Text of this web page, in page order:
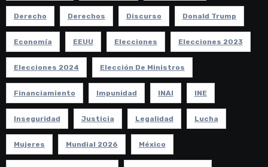
Derecho Derechos Discurso Donald Trump
Economía EEUU Elecciones Elecciones 2023
Elecciones 2024 Elección De Ministros
Financiamiento Impunidad INAI INE
Inseguridad Justicia Legalidad Lucha
Mujeres Mundial 2026 México